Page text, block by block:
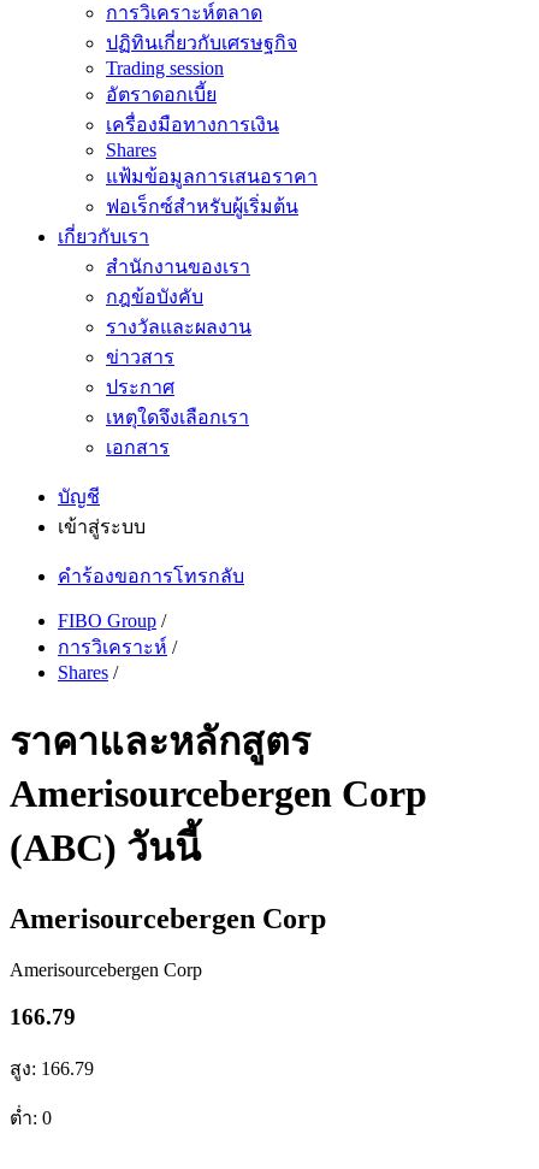
การวิเคราะห์ตลาด
ปฏิทินเกี่ยวกับเศรษฐกิจ
Trading session
อัตราดอกเบี้ย
เครื่องมือทางการเงิน
Shares
แฟ้มข้อมูลการเสนอราคา
ฟอเร็กซ์สำหรับผู้เริ่มต้น
เกี่ยวกับเรา
สำนักงานของเรา
กฎข้อบังคับ
รางวัลและผลงาน
ข่าวสาร
ประกาศ
เหตุใดจึงเลือกเรา
เอกสาร
บัญชี
เข้าสู่ระบบ
คำร้องขอการโทรกลับ
FIBO Group /
การวิเคราะห์ /
Shares /
ราคาและหลักสูตร
Amerisourcebergen Corp
(ABC) วันนี้
Amerisourcebergen Corp
Amerisourcebergen Corp
166.79
สูง: 166.79
ต่ำ: 0